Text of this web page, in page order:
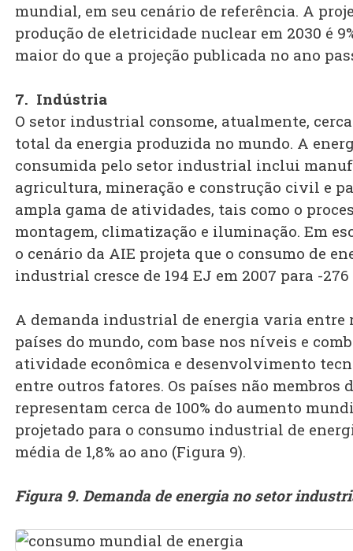
mundial, em seu cenário de referência. A
produção de eletricidade nuclear em 2030 é
maior do que a projeção publicada no ano
7. Indústria
O setor industrial consome, atualmente, cerca
total da energia produzida no mundo. A
consumida pelo setor industrial inclui
agricultura, mineração e construção civil e
ampla gama de atividades, tais como o
montagem, climatização e iluminação. Em
o cenário da AIE projeta que o consumo de
industrial cresce de 194 EJ em 2007 para -276
A demanda industrial de energia varia entre
países do mundo, com base nos níveis e
atividade econômica e desenvolvimento
entre outros fatores. Os países não membros
representam cerca de 100% do aumento
projetado para o consumo industrial de
média de 1,8% ao ano (Figura 9).
Figura 9. Demanda de energia no setor